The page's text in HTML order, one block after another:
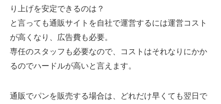
り上げを安定できるのは？
と言っても通販サイトを自社で運営するには運営コスト
が高くなり、広告費も必要。
専任のスタッフも必要なので、コストはそれなりにかか
るのでハードルが高いと言えます。
通販でパンを販売する場合は、どれだけ早くても翌日で